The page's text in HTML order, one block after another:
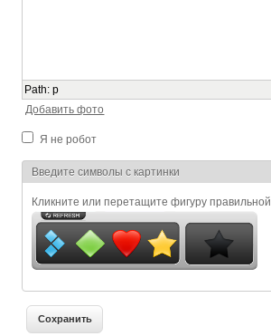
Path:p
Добавить фото
Я не робот
Я спамер
Введите символы с картинки
Кликните или перетащите фигуру